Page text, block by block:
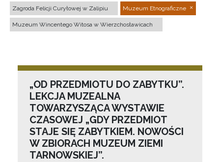
Zagroda Felicji Curyłowej w Zalipiu Muzeum Etnograficzne
Muzeum Wincentego Witosa w Wierzchosławicach
„OD PRZEDMIOTU DO ZABYTKU”.
LEKCJA MUZEALNA
TOWARZYSZĄCA WYSTAWIE
CZASOWEJ „GDY PRZEDMIOT
STAJE SIĘ ZABYTKIEM. NOWOŚCI
W ZBIORACH MUZEUM ZIEMI
TARNOWSKIEJ”.